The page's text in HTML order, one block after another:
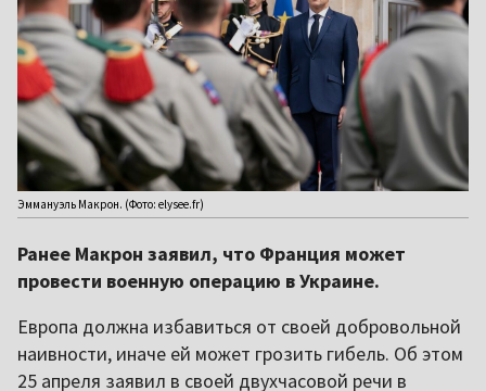
Эммануэль Макрон. (Фото: elysee.fr)
Ранее Макрон заявил, что Франция может
провести военную операцию в Украине.
Европа должна избавиться от своей добровольной
наивности, иначе ей может грозить гибель. Об этом
25 апреля заявил в своей двухчасовой речи в